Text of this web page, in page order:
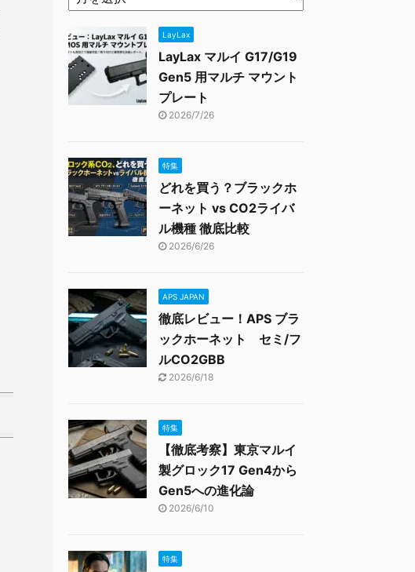
LayLax
LayLax マルイ G17/G19
Gen5 用マルチ マウント
プレート
2026/7/26
特集
どれを買う？ブラックホ
ーネット vs CO2ライバ
ル機種 徹底比較
2026/6/26
APS JAPAN
徹底レビュー！APS ブラ
ックホーネット セミ/フ
ルCO2GBB
2026/6/18
特集
【徹底考察】東京マルイ
製グロック17 Gen4から
Gen5への進化論
2026/6/10
特集